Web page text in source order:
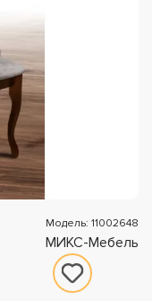
Модель: 11002648
МИКС-Мебель